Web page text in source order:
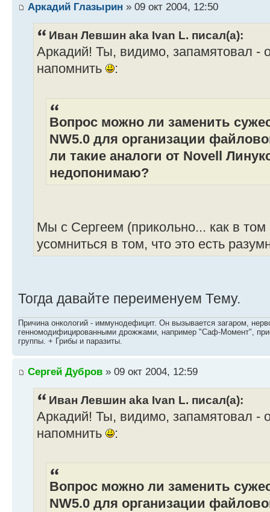
Аркадий Глазырин » 09 окт 2004, 12:50
Иван Левшин aka Ivan L. писал(а):
Аркадий! Ты, видимо, запамятовал -
напомнить
:
Вопрос можно ли заменить
NW5.0 для организации
ли такие аналоги от Nоvell
недопонимаю?
Мы с Сергеем (прикольно... как в том
усомниться в том, что это есть
Тогда давайте переименуем Тему.
Причина онкологий - иммунодефицит. Он вызывается загаром,
генномодифицированными дрожжами, например "Саф-Момент",
группы. + Грибы и паразиты.
Сергей Дубров » 09 окт 2004, 12:59
Иван Левшин aka Ivan L. писал(а):
Аркадий! Ты, видимо, запамятовал -
напомнить
:
Вопрос можно ли заменить
NW5.0 для организации